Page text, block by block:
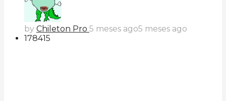
by Chileton Pro 5 meses ago5 meses ago
178415